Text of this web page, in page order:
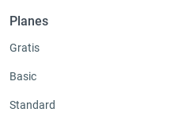
Planes
Gratis
Basic
Standard